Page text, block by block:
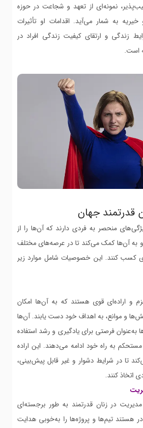
نمونه‌ای از تعهد و شجاعت در حوزه
به شمار می‌آید. اقدامات او تأثیرات
زندگی و ارتقای کیفیت زندگی افراد در
است.
جهان
منحصر به فردی دارند که آن‌ها را از
و به آن‌ها کمک می‌کند تا در عرصه‌های مختلف
کسب کنند. این خصوصیات شامل موارد زیر
و اراده‌ای قوی هستند که به آن‌ها امکان
و موانع، به اهداف خود دست یابند. آن‌ها
به‌عنوان فرصتی برای یادگیری و رشد استفاده
به راه خود ادامه می‌دهند. این اراده
تا در شرایط دشوار و غیر قابل پیش‌بینی،
اتخاذ کنند.
در زنان قدرتمند به طور برجسته‌ای
هستند تیم‌ها و پروژه‌ها را به‌خوبی هدایت